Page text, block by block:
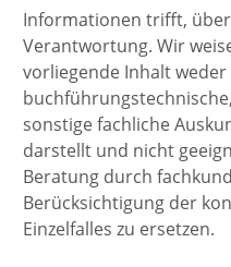
Informationen trifft,
Verantwortung. Wir
vorliegende Inhalt
sonstige fachliche
darstellt und nicht
Beratung durch
Berücksichtigung der
Einzelfalles zu ersetzen.